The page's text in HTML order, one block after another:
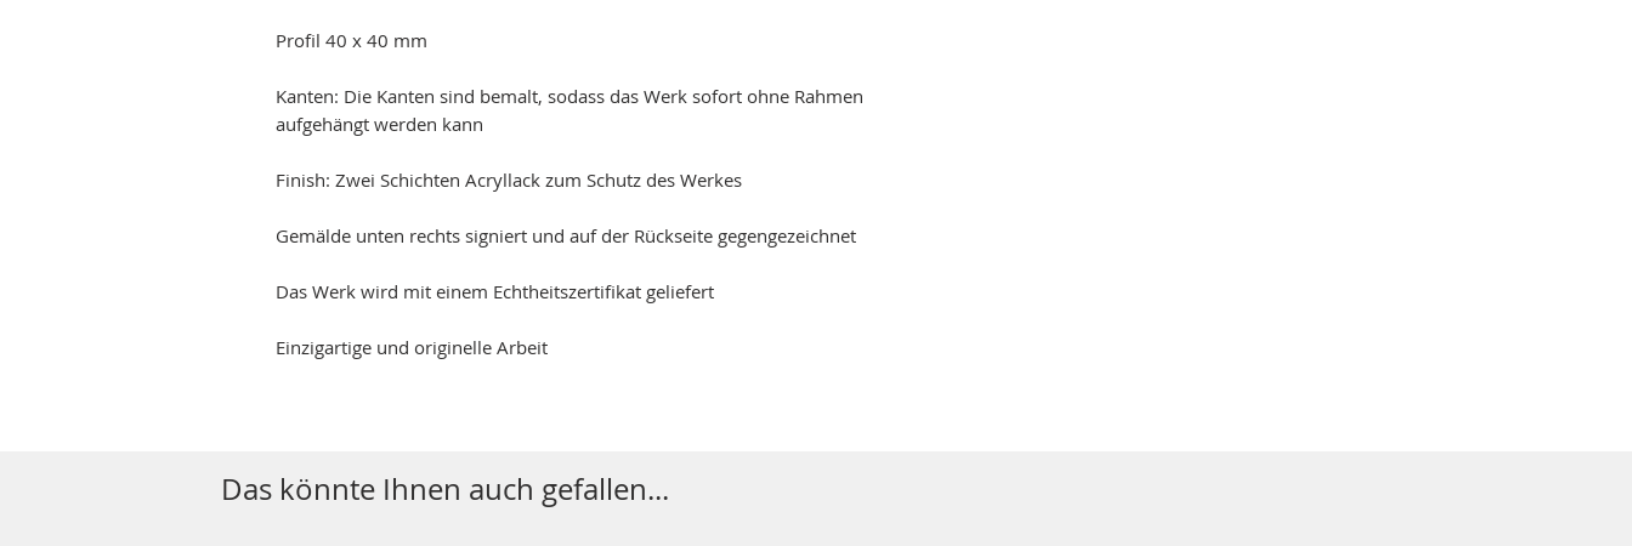
Profil 40 x 40 mm
Kanten: Die Kanten sind bemalt, sodass das Werk sofort ohne Rahmen
aufgehängt werden kann
Finish: Zwei Schichten Acryllack zum Schutz des Werkes
Gemälde unten rechts signiert und auf der Rückseite gegengezeichnet
Das Werk wird mit einem Echtheitszertifikat geliefert
Einzigartige und originelle Arbeit
Das könnte Ihnen auch gefallen...